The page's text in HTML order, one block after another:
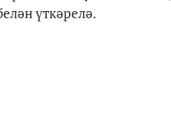
үткәрелә.